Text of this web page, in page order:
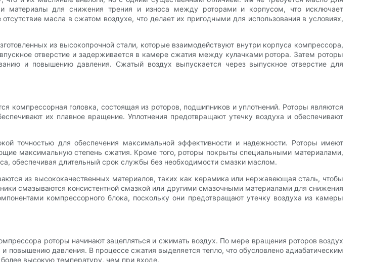
материалы для снижения трения и износа между роторами и корпусом, что исключает
масла в сжатом воздухе, что делает их пригодными для использования в условиях,
из высокопрочной стали, которые взаимодействуют внутри корпуса компрессора,
отверстие и задерживается в камере сжатия между кулачками ротора. Затем роторы
и повышению давления. Сжатый воздух выпускается через выпускное отверстие для
компрессорная головка, состоящая из роторов, подшипников и уплотнений. Роторы являются
их плавное вращение. Уплотнения предотвращают утечку воздуха и обеспечивают
точностью для обеспечения максимальной эффективности и надежности. Роторы имеют
максимальную степень сжатия. Кроме того, роторы покрыты специальными материалами,
обеспечивая длительный срок службы без необходимости смазки маслом.
из высококачественных материалов, таких как керамика или нержавеющая сталь, чтобы
смазываются консистентной смазкой или другими смазочными материалами для снижения
компрессорного блока, поскольку они предотвращают утечку воздуха из камеры
роторы начинают зацепляться и сжимать воздух. По мере вращения роторов воздух
давления. В процессе сжатия выделяется тепло, что обусловлено адиабатическим
высокую температуру, чем при входе.